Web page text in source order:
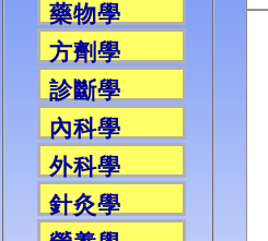
藥物學
方劑學
診斷學
內科學
外科學
針灸學